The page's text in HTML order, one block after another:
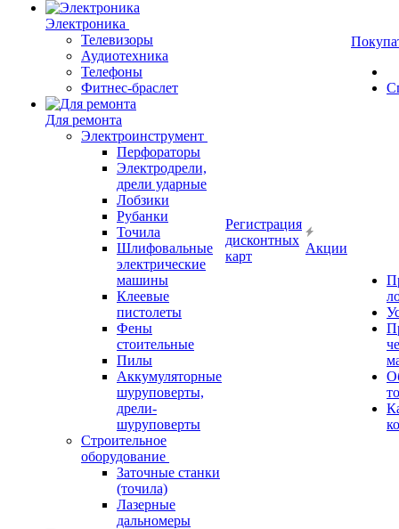
Электроника
Телевизоры
Аудиотехника
Телефоны
Фитнес-браслет
Для ремонта
Электроинструмент
Перфораторы
Электродрели,
дрели ударные
Лобзики
Рубанки
Точила
Шлифовальные
электрические
машины
Клеевые
пистолеты
Фены
стоительные
Пилы
Аккумуляторные
шуруповерты,
дрели-
шуруповерты
Строительное
оборудование
Заточные станки
(точила)
Лазерные
дальномеры
Регистрация
дисконтных
карт
Акции